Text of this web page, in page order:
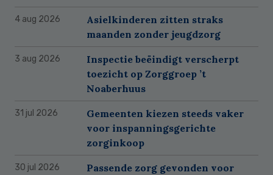
4 aug 2026
Asielkinderen zitten straks
maanden zonder jeugdzorg
3 aug 2026
Inspectie beëindigt verscherpt
toezicht op Zorggroep ’t
Noaberhuus
31 jul 2026
Gemeenten kiezen steeds vaker
voor inspanningsgerichte
zorginkoop
30 jul 2026
Passende zorg gevonden voor